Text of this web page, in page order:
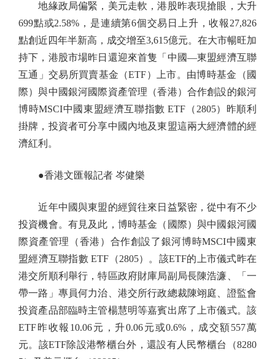
地緣政局偏緊，美元走軟，港股昨表現搶眼，大升
699點或2.58%，是連續第6個交易日上升，收報27,826
點創近四年半新高，成交增至3,615億元。在大市暢旺加
持下，港股市場昨日還迎來首隻「中國—東盟經濟互聯
互通」交易所買賣基金（ETF）上市。由博時基金（國
際）與中國銀河國際資產管理（香港）合作創設的銀河
博時MSCI中國東盟經濟互聯指數 ETF（2805）昨順利
掛牌，投資者可分享中國內地及東盟這兩大經濟體的經
濟紅利。
●香港文匯報記者 岑健樂
近年中國與東盟的經貿往來日益緊密，從中有不少
投資機會。有見及此，博時基金（國際）與中國銀河國
際資產管理（香港）合作創設了銀河博時MSCI中國東
盟經濟互聯指數 ETF（2805）。該ETF的上市儀式昨在
港交所順利舉行，特區政府財庫局副局長陳浩濂、「一
帶一路」專員何力治、港交所行政總裁陳翊庭、證監會
投資產品部臨時主管楊慧明等嘉賓出席了上市儀式。該
ETF昨收報10.06元，升0.06元或0.6%，成交額557萬
元。該ETF除設港幣櫃台外，還設有人民幣櫃台（8280